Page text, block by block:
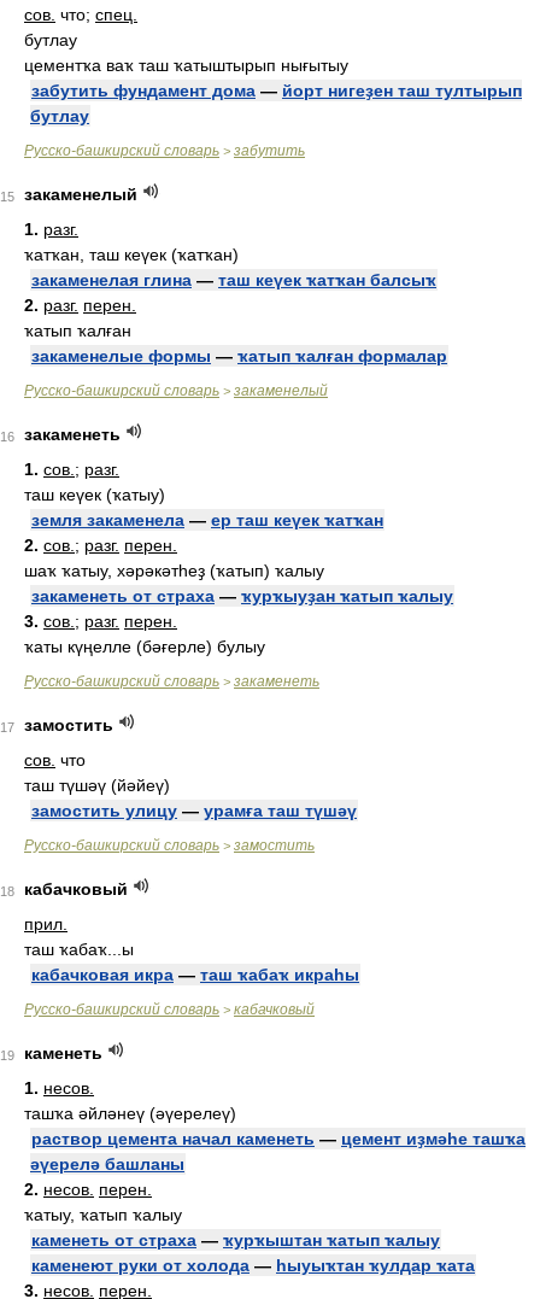
сов. что; спец.
бутлау
цементҡа ваҡ таш ҡатыштырып нығытыу
забутить фундамент дома — йорт нигеҙен таш тултырып
бутлау
Русско-башкирский словарь > забутить
15
закаменелый
1. разг.
ҡатҡан, таш кеүек (ҡатҡан)
закаменелая глина — таш кеүек ҡатҡан балсыҡ
2. разг. перен.
ҡатып ҡалған
закаменелые формы — ҡатып ҡалған формалар
Русско-башкирский словарь > закаменелый
16
закаменеть
1. сов. ; разг.
таш кеүек (ҡатыу)
земля закаменела — ер таш кеүек ҡатҡан
2. сов. ; разг. перен.
шаҡ ҡатыу, хәрәкәтһеҙ (ҡатып) ҡалыу
закаменеть от страха — ҡурҡыуҙан ҡатып ҡалыу
3. сов. ; разг. перен.
ҡаты күңелле (бәғерле) булыу
Русско-башкирский словарь > закаменеть
17
замостить
сов. что
таш түшәү (йәйеү)
замостить улицу — урамға таш түшәү
Русско-башкирский словарь > замостить
18
кабачковый
прил.
таш ҡабаҡ...ы
кабачковая икра — таш ҡабаҡ икраһы
Русско-башкирский словарь > кабачковый
19
каменеть
1. несов.
ташҡа әйләнеү (әүерелеү)
раствор цемента начал каменеть — цемент иҙмәһе ташҡа
әүерелә башланы
2. несов. перен.
ҡатыу, ҡатып ҡалыу
каменеть от страха — ҡурҡыштан ҡатып ҡалыу
каменеют руки от холода — һыуыҡтан ҡулдар ҡата
3. несов. перен.